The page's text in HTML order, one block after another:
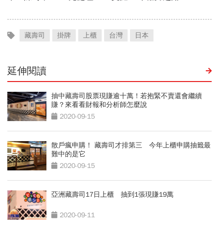
藏壽司 掛牌 上櫃 台灣 日本
延伸閱讀
抽中藏壽司股票現賺逾十萬！若抱緊不賣還會繼續
賺？來看看財報和分析師怎麼說
2020-09-15
散戶瘋申購！ 藏壽司才排第三 今年上櫃申購抽籤最
難中的是它
2020-09-15
亞洲藏壽司17日上櫃 抽到1張現賺19萬
2020-09-11